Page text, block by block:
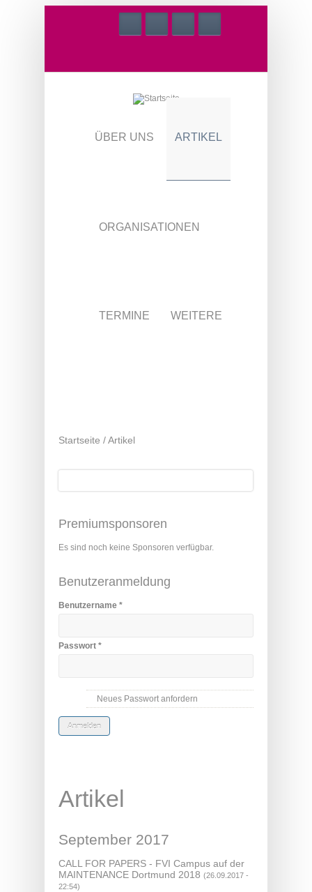
ÜBER UNS ARTIKEL
ORGANISATIONEN
TERMINE WEITERE
Startseite /Artikel
Suche
Premiumsponsoren
Es sind noch keine Sponsoren verfügbar.
Benutzeranmeldung
Benutzername *
Passwort *
Neues Passwort anfordern
Artikel
September 2017
CALL FOR PAPERS - FVI Campus auf der
MAINTENANCE Dortmund 2018 (26.09.2017 -
22:54)